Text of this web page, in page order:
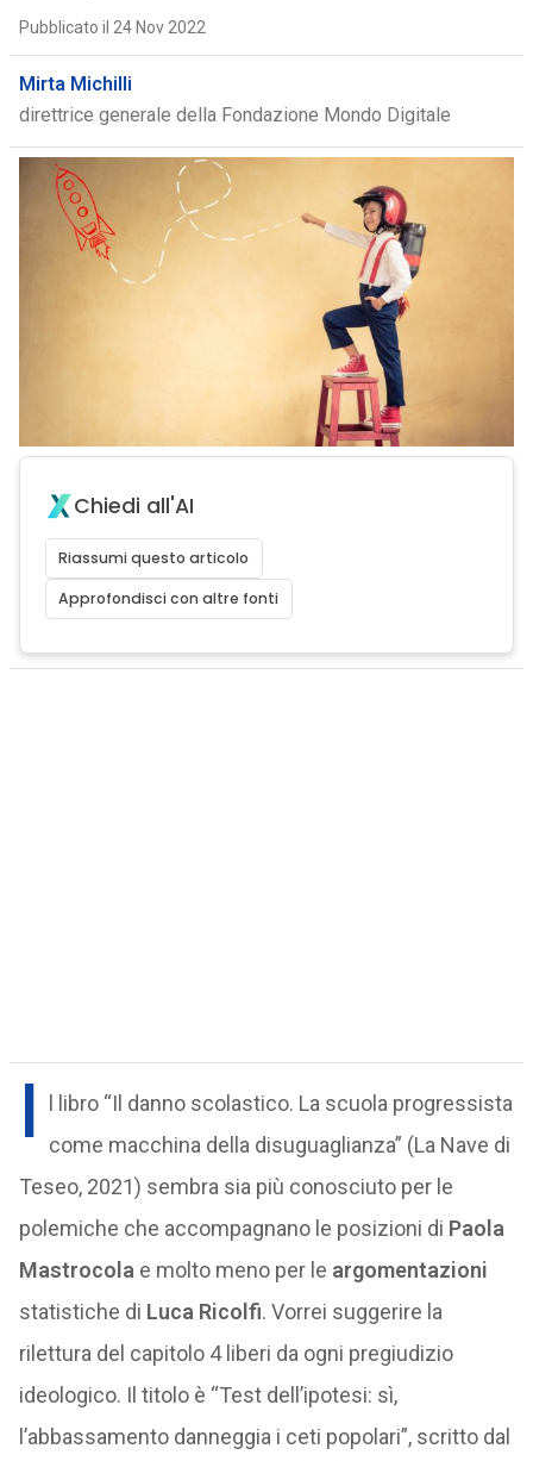
Pubblicato il 24 Nov 2022
Mirta Michilli
direttrice generale della Fondazione Mondo Digitale
Chiedi all'AI
Riassumi questo articolo
Approfondisci con altre fonti
I
l libro “Il danno scolastico. La scuola progressista
come macchina della disuguaglianza” (La Nave di
Teseo, 2021) sembra sia più conosciuto per le
polemiche che accompagnano le posizioni di Paola
Mastrocola e molto meno per le argomentazioni
statistiche di Luca Ricolfi. Vorrei suggerire la
rilettura del capitolo 4 liberi da ogni pregiudizio
ideologico. Il titolo è “Test dell’ipotesi: sì,
l’abbassamento danneggia i ceti popolari”, scritto dal